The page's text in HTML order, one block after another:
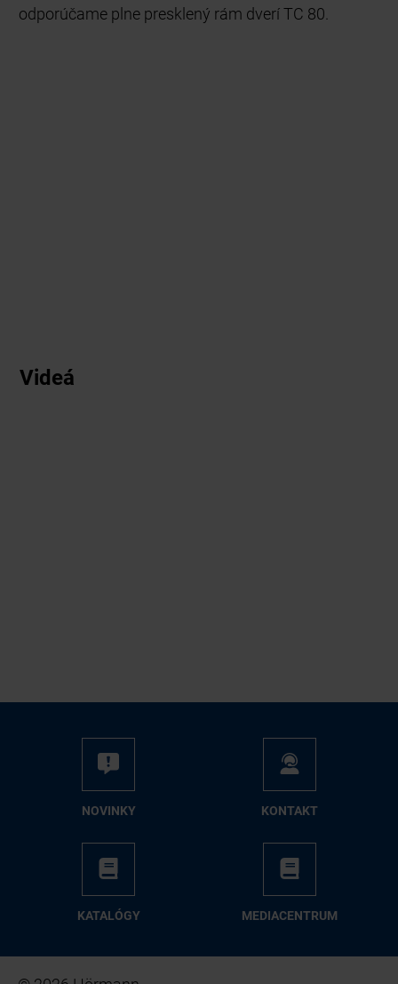
odporúčame plne presklený rám dverí TC 80.
Videá
NO­VIN­KY KON­TAKT
KA­TA­LÓ­GY ME­DIA­CEN­TRUM